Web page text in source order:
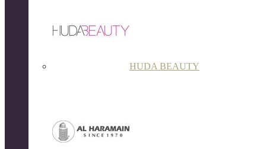
HUDA BEAUTY